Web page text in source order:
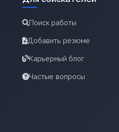
Поиск работы
Добавить резюме
Карьерный блог
Частые вопросы